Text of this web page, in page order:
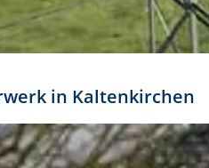
Logo jedoch auch größer
mit der
in Kaltenkirchen